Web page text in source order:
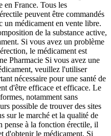
en France. Tous les
peuvent être commandés
un médicament en vente libre.
de la substance active,
Si vous avez un problème
le médicament est
Pharmacie Si vous avez une
veuillez l'utiliser
nécessaire pour une santé de
d'être efficace et efficace. Le
notamment sans
possible de trouver des sites
sur le marché et la qualité de
pense à la fonction érectile, il
d'obtenir le médicament. Si